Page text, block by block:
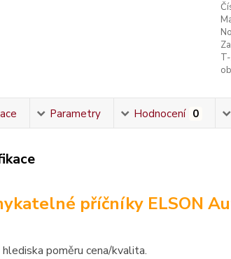
Parametry Hodnocení 0
příčníky ELSON
poměru cena/kvalita.